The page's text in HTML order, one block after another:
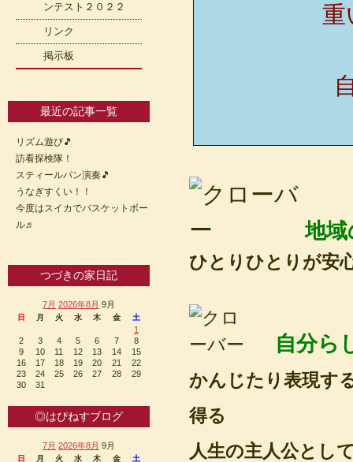
重
地
ひとりひとりが安
自分ら
かんじたり表現す
得る
人生の主人公とし
ンテスト２０２２
リンク
掲示板
最近の記事一覧
リズム遊び🎵
訪看探検隊！
スティールパン演奏🎵
うなぎすくい！！
今度はスイカでバスケットボー
ル♬
つづきの家日記
7月 2026年8月 9月
日 月 火 水 木 金 土
1
2
3 4 5 6 7
8
9
10 11 12 13 14
15
16
17 18 19 20 21
22
23
24 25 26 27 28
29
30
31
◎はぴねすブログ
7月 2026年8月 9月
日 月 火 水 木 金 土